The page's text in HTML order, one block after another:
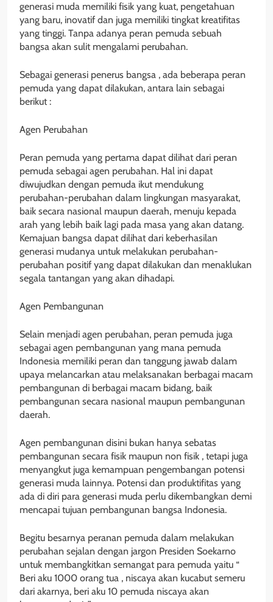
generasi muda memiliki fisik yang kuat, pengetahuan
yang baru, inovatif dan juga memiliki tingkat kreatifitas
yang tinggi. Tanpa adanya peran pemuda sebuah
bangsa akan sulit mengalami perubahan.
Sebagai generasi penerus bangsa , ada beberapa peran
pemuda yang dapat dilakukan, antara lain sebagai
berikut :
Agen Perubahan
Peran pemuda yang pertama dapat dilihat dari peran
pemuda sebagai agen perubahan. Hal ini dapat
diwujudkan dengan pemuda ikut mendukung
perubahan-perubahan dalam lingkungan masyarakat,
baik secara nasional maupun daerah, menuju kepada
arah yang lebih baik lagi pada masa yang akan datang.
Kemajuan bangsa dapat dilihat dari keberhasilan
generasi mudanya untuk melakukan perubahan-
perubahan positif yang dapat dilakukan dan menaklukan
segala tantangan yang akan dihadapi.
Agen Pembangunan
Selain menjadi agen perubahan, peran pemuda juga
sebagai agen pembangunan yang mana pemuda
Indonesia memiliki peran dan tanggung jawab dalam
upaya melancarkan atau melaksanakan berbagai macam
pembangunan di berbagai macam bidang, baik
pembangunan secara nasional maupun pembangunan
daerah.
Agen pembangunan disini bukan hanya sebatas
pembangunan secara fisik maupun non fisik , tetapi juga
menyangkut juga kemampuan pengembangan potensi
generasi muda lainnya. Potensi dan produktifitas yang
ada di diri para generasi muda perlu dikembangkan demi
mencapai tujuan pembangunan bangsa Indonesia.
Begitu besarnya peranan pemuda dalam melakukan
perubahan sejalan dengan jargon Presiden Soekarno
untuk membangkitkan semangat para pemuda yaitu “
Beri aku 1000 orang tua , niscaya akan kucabut semeru
dari akarnya, beri aku 10 pemuda niscaya akan